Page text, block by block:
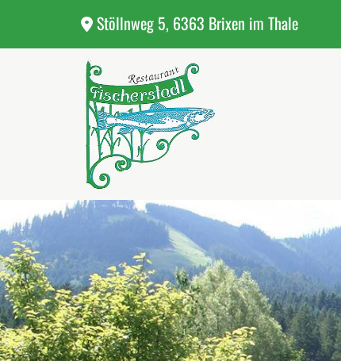
 Stöllnweg 5, 6363 Brixen im Thale